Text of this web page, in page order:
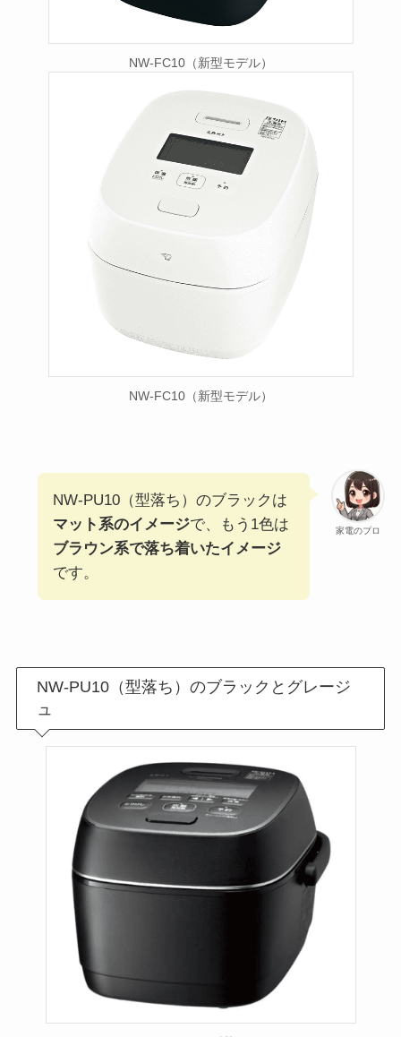
NW-FC10（新型モデル）
NW-FC10（新型モデル）
家電のプロ
NW-PU10（型落ち）のブラックは
マット系のイメージで、もう1色は
ブラウン系で落ち着いたイメージ
です。
NW-PU10（型落ち）のブラックとグレージ
ュ